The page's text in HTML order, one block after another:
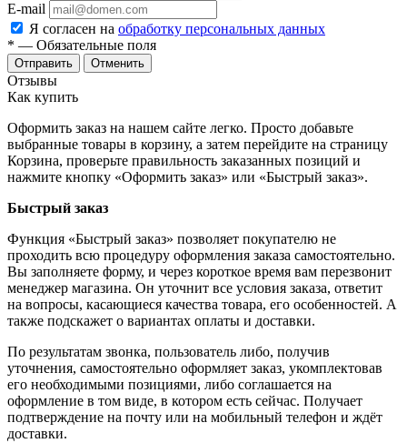
E-mail
Я согласен на обработку персональных данных
* — Обязательные поля
Отменить
Отзывы
Как купить
Оформить заказ на нашем сайте легко. Просто добавьте
выбранные товары в корзину, а затем перейдите на страницу
Корзина, проверьте правильность заказанных позиций и
нажмите кнопку «Оформить заказ» или «Быстрый заказ».
Быстрый заказ
Функция «Быстрый заказ» позволяет покупателю не
проходить всю процедуру оформления заказа самостоятельно.
Вы заполняете форму, и через короткое время вам перезвонит
менеджер магазина. Он уточнит все условия заказа, ответит
на вопросы, касающиеся качества товара, его особенностей. А
также подскажет о вариантах оплаты и доставки.
По результатам звонка, пользователь либо, получив
уточнения, самостоятельно оформляет заказ, укомплектовав
его необходимыми позициями, либо соглашается на
оформление в том виде, в котором есть сейчас. Получает
подтверждение на почту или на мобильный телефон и ждёт
доставки.